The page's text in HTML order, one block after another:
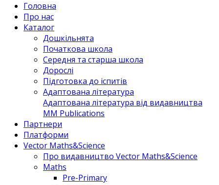
Головна
Про нас
Каталог
Дошкільнята
Початкова школа
Середня та старша школа
Дорослі
Підготовка до іспитів
Адаптована література
Адаптована література від видавництва
MM Publications
Партнери
Платформи
Vector Maths&Science
Про видавництво Vector Maths&Science
Maths
Pre-Primary